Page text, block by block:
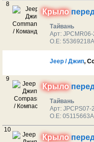
8
Крыло
Тайвань
Арт:
O.E:
Jeep / Джип,
9
Крыло
Тайвань
Арт: JPCPS07-
O.E:
10
Крыло